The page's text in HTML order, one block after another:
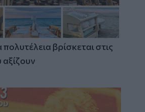
βρίσκεται στις
αξίζουν